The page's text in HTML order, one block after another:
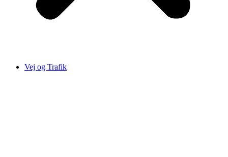
Vej og Trafik